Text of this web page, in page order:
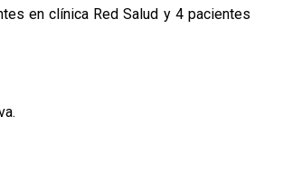
en clínica Red Salud y 4 pacientes